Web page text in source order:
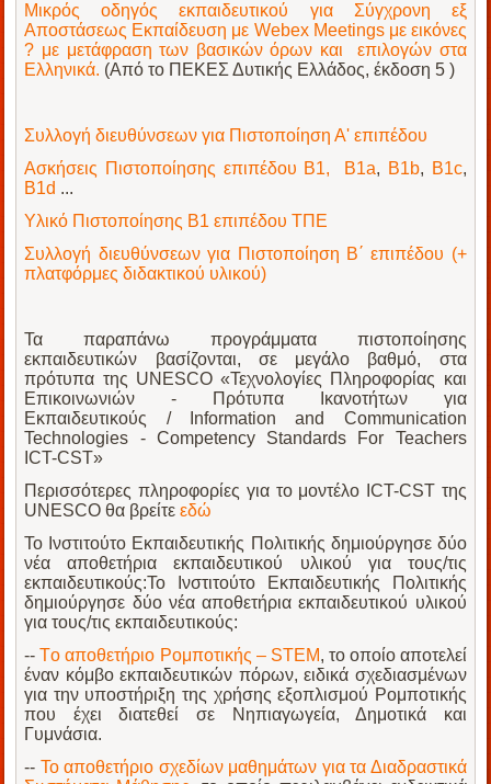
Μικρός οδηγός εκπαιδευτικού για Σύγχρονη εξ
Αποστάσεως Εκπαίδευση με Webex Meetings με εικόνες
? με μετάφραση των βασικών όρων και επιλογών στα
Ελληνικά. (Από το ΠΕΚΕΣ Δυτικής Ελλάδος, έκδοση 5 )
Συλλογή διευθύνσεων για Πιστοποίηση Α' επιπέδου
Ασκήσεις Πιστοποίησης επιπέδου Β1,
B1a, B1b, B1c,
B1d ...
Υλικό Πιστοποίησης Β1 επιπέδου ΤΠΕ
Συλλογή διευθύνσεων για Πιστοποίηση Β΄ επιπέδου (+
πλατφόρμες διδακτικού υλικού)
Τα παραπάνω προγράμματα πιστοποίησης
εκπαιδευτικών βασίζονται, σε μεγάλο βαθμό, στα
πρότυπα της UNESCO «Τεχνολογίες Πληροφορίας και
Επικοινωνιών - Πρότυπα Ικανοτήτων για
Εκπαιδευτικούς / Information and Communication
Technologies - Competency Standards For Teachers
ICT-CST»
Περισσότερες πληροφορίες για το μοντέλο ICT-CST της
UNESCO θα βρείτεεδώ
Το Ινστιτούτο Εκπαιδευτικής Πολιτικής δημιούργησε δύο
νέα αποθετήρια εκπαιδευτικού υλικού για τους/τις
εκπαιδευτικούς:Το Ινστιτούτο Εκπαιδευτικής Πολιτικής
δημιούργησε δύο νέα αποθετήρια εκπαιδευτικού υλικού
για τους/τις εκπαιδευτικούς:
--Τo αποθετήριο Ρομποτικής – STEM, το οποίο αποτελεί
έναν κόμβο εκπαιδευτικών πόρων, ειδικά σχεδιασμένων
για την υποστήριξη της χρήσης εξοπλισμού Ρομποτικής
που έχει διατεθεί σε Νηπιαγωγεία, Δημοτικά και
Γυμνάσια.
-- Το αποθετήριο σχεδίων μαθημάτων για τα Διαδραστικά